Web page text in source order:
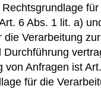
für
6 Abs. 1 lit. a)
die Verarbeitung zur
Anfragen ist
für die